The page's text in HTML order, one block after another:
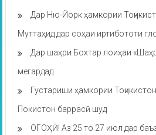
Дар Ню-Йорк ҳамкории
Муттаҳид дар соҳаи иртибототи
Дар шаҳри Бохтар лоиҳаи
мегардад
Густариши ҳамкории
Покистон баррасӣ шуд
ОГОҲӢ! Аз 25 то 27 июл дар